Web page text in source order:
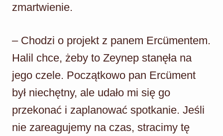
zmartwienie.
– Chodzi o projekt z panem Ercümentem.
Halil chce, żeby to Zeynep stanęła na
jego czele. Początkowo pan Ercüment
był niechętny, ale udało mi się go
przekonać i zaplanować spotkanie. Jeśli
nie zareagujemy na czas, stracimy tę